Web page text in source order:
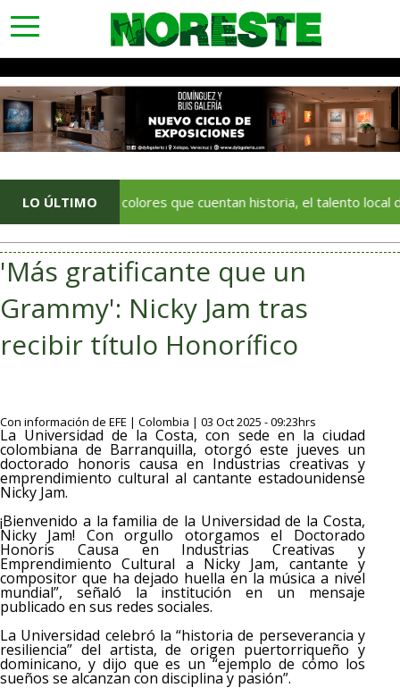
toggle
navigation
LO ÚLTIMO
Con colores que cuentan historia, el talento local deja huella
'Más gratificante que un
Grammy': Nicky Jam tras
recibir título Honorífico
Con información de EFE | Colombia | 03 Oct 2025 - 09:23hrs
La Universidad de la Costa, con sede en la ciudad
colombiana de Barranquilla, otorgó este jueves un
doctorado honoris causa en Industrias creativas y
emprendimiento cultural al cantante estadounidense
Nicky Jam.
¡Bienvenido a la familia de la Universidad de la Costa,
Nicky Jam! Con orgullo otorgamos el Doctorado
Honoris Causa en Industrias Creativas y
Emprendimiento Cultural a Nicky Jam, cantante y
compositor que ha dejado huella en la música a nivel
mundial”, señaló la institución en un mensaje
publicado en sus redes sociales.
La Universidad celebró la “historia de perseverancia y
resiliencia” del artista, de origen puertorriqueño y
dominicano, y dijo que es un “ejemplo de cómo los
sueños se alcanzan con disciplina y pasión”.